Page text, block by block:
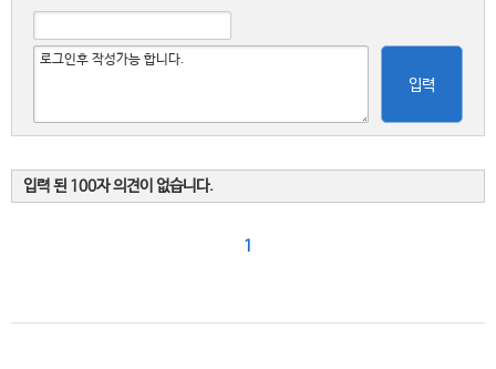
입력
입력 된 100자 의견이 없습니다.
1